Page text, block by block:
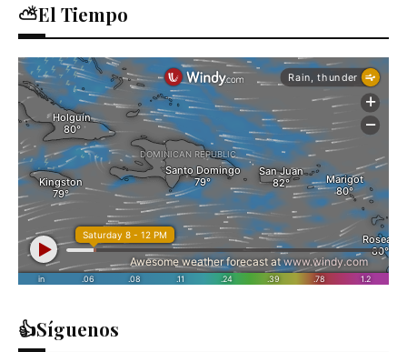
⛅El Tiempo
👍Síguenos